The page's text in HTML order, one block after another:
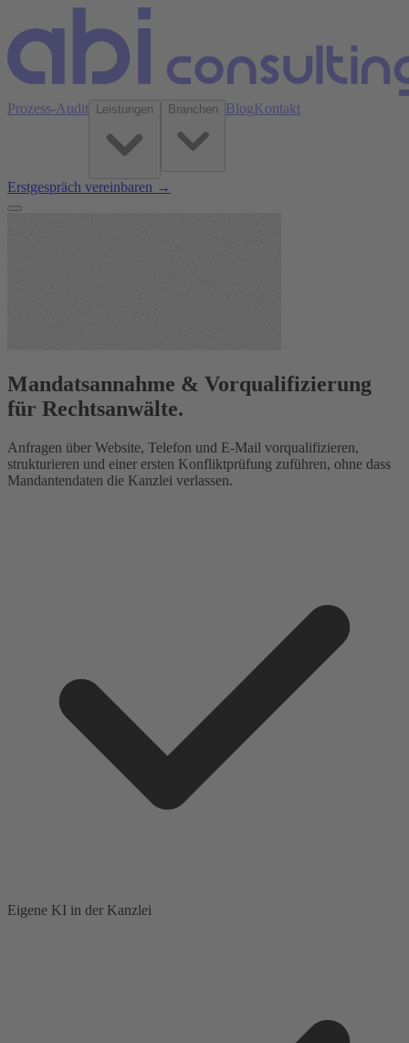
Prozess-Audit Leistungen Branchen BlogKontakt
Erstgespräch vereinbaren →
Mandatsannahme & Vorqualifizierung
für Rechtsanwälte.
Anfragen über Website, Telefon und E-Mail vorqualifizieren,
strukturieren und einer ersten Konfliktprüfung zuführen, ohne dass
Mandantendaten die Kanzlei verlassen.
Eigene KI in der Kanzlei